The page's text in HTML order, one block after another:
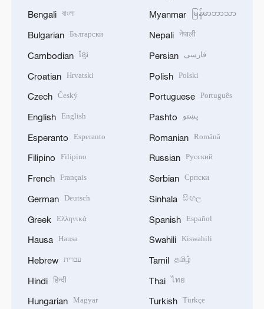
Bengali বাংলা
Bulgarian Български
Cambodian ខ្មែរ
Croatian Hrvatski
Czech Český
English English
Esperanto Esperanto
Filipino Filipino
French Français
German Deutsch
Greek Ελληνικά
Hausa Hausa
Hebrew עברית
Hindi हिन्दी
Hungarian Magyar
Myanmar မြန်မာဘာသာ
Nepali नेपाली
Persian فارسی
Polish Polski
Portuguese Português
Pashto پښتو
Romanian Română
Russian Русский
Serbian Српски
Sinhala සිංහල
Spanish Español
Swahili Kiswahili
Tamil தமிழ்
Thai ไทย
Turkish Türkçe